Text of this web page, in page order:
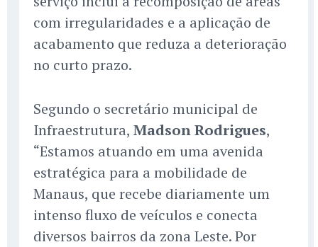
com irregularidades e a aplicação de
acabamento que reduza a deterioração
no curto prazo.
Segundo o secretário municipal de
Infraestrutura, Madson Rodrigues,
“Estamos atuando em uma avenida
estratégica para a mobilidade de
Manaus, que recebe diariamente um
intenso fluxo de veículos e conecta
diversos bairros da zona Leste. Por